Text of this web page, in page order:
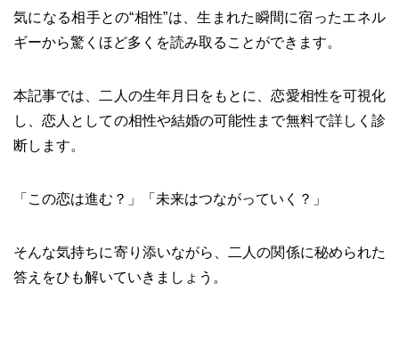
気になる相手との“相性”は、生まれた瞬間に宿ったエネル
ギーから驚くほど多くを読み取ることができます。
本記事では、二人の生年月日をもとに、恋愛相性を可視化
し、恋人としての相性や結婚の可能性まで無料で詳しく診
断します。
「この恋は進む？」「未来はつながっていく？」
そんな気持ちに寄り添いながら、二人の関係に秘められた
答えをひも解いていきましょう。